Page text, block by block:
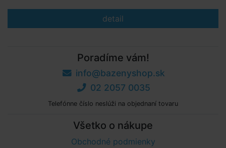
detail
Poradíme vám!
info@bazenyshop.sk
02 2057 0035
Telefónne číslo neslúži na objednaní tovaru
Všetko o nákupe
Obchodné podmienky